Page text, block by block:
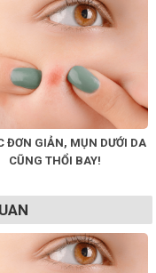
ĐƠN GIẢN, MỤN DƯỚI DA
CŨNG THỔI BAY!